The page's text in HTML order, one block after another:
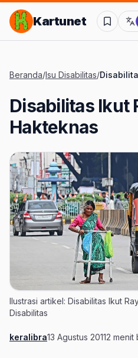
Lompat ke Konten Utama
Kartunet
Beranda/Isu Disabilitas/
Disabilitas Ikut
Hakteknas
Ilustrasi artikel: Disabilitas Ikut
Disabilitas
Penulis
keralibraTanggal terbit
13 Agustus 20112 menit